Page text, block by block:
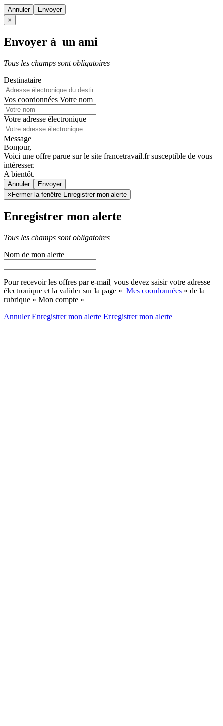
Annuler
×
Envoyer à un ami
Tous les champs sont obligatoires
Destinataire
Vos coordonnées Votre nom
Votre adresse électronique
Message
Bonjour,
Voici une offre parue sur le site francetravail.fr susceptible de vous
intéresser.
A bientôt.
Annuler
× Fermer la fenêtre Enregistrer mon alerte
Enregistrer mon alerte
Tous les champs sont obligatoires
Nom de mon alerte
Pour recevoir les offres par e-mail, vous devez saisir votre adresse
électronique et la valider sur la page « Mes coordonnées » de la
rubrique « Mon compte »
AnnulerEnregistrer mon alerte Enregistrermon alerte